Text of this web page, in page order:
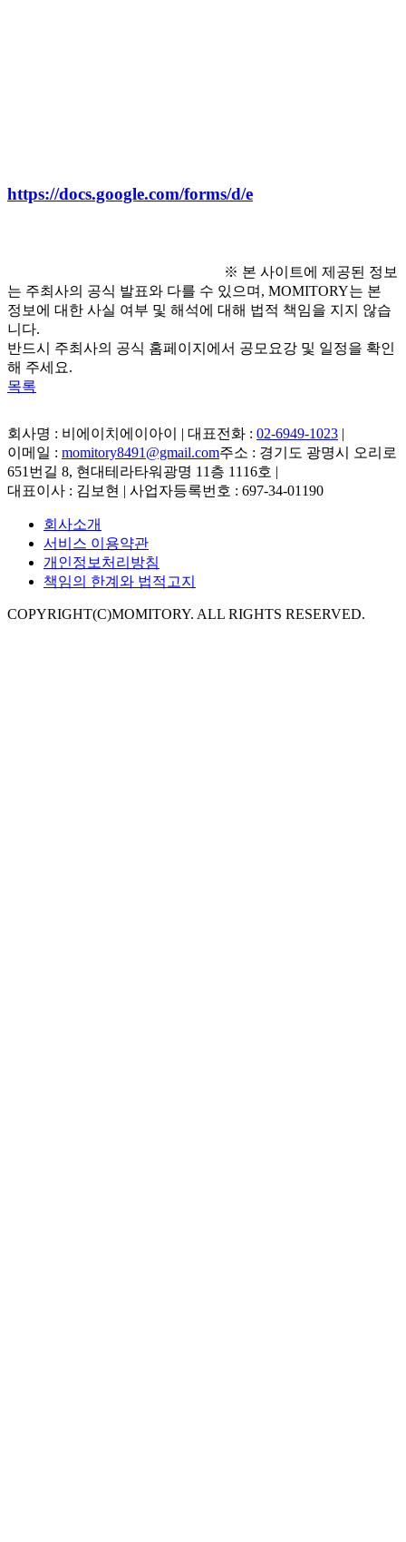
https://docs.google.com/forms/d/e
※ 본 사이트에 제공된 정보
는 주최사의 공식 발표와 다를 수 있으며, MOMITORY는 본
정보에 대한 사실 여부 및 해석에 대해 법적 책임을 지지 않습
니다.
반드시 주최사의 공식 홈페이지에서 공모요강 및 일정을 확인
해 주세요.
목록
회사명 : 비에이치에이아이 | 대표전화 : 02-6949-1023 |
이메일 : momitory8491@gmail.com주소 : 경기도 광명시 오리로
651번길 8, 현대테라타워광명 11층 1116호 |
대표이사 : 김보현 | 사업자등록번호 : 697-34-01190
회사소개
서비스 이용약관
개인정보처리방침
책임의 한계와 법적고지
COPYRIGHT(C)MOMITORY. ALL RIGHTS RESERVED.